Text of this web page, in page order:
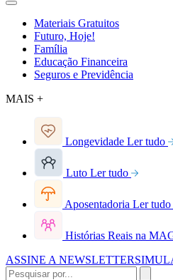
Materiais Gratuitos
Futuro, Hoje!
Família
Educação Financeira
Seguros e Previdência
MAIS +
Longevidade Ler tudo
Luto Ler tudo
Aposentadoria Ler tudo
Histórias Reais na
ASSINE A NEWSLETTER